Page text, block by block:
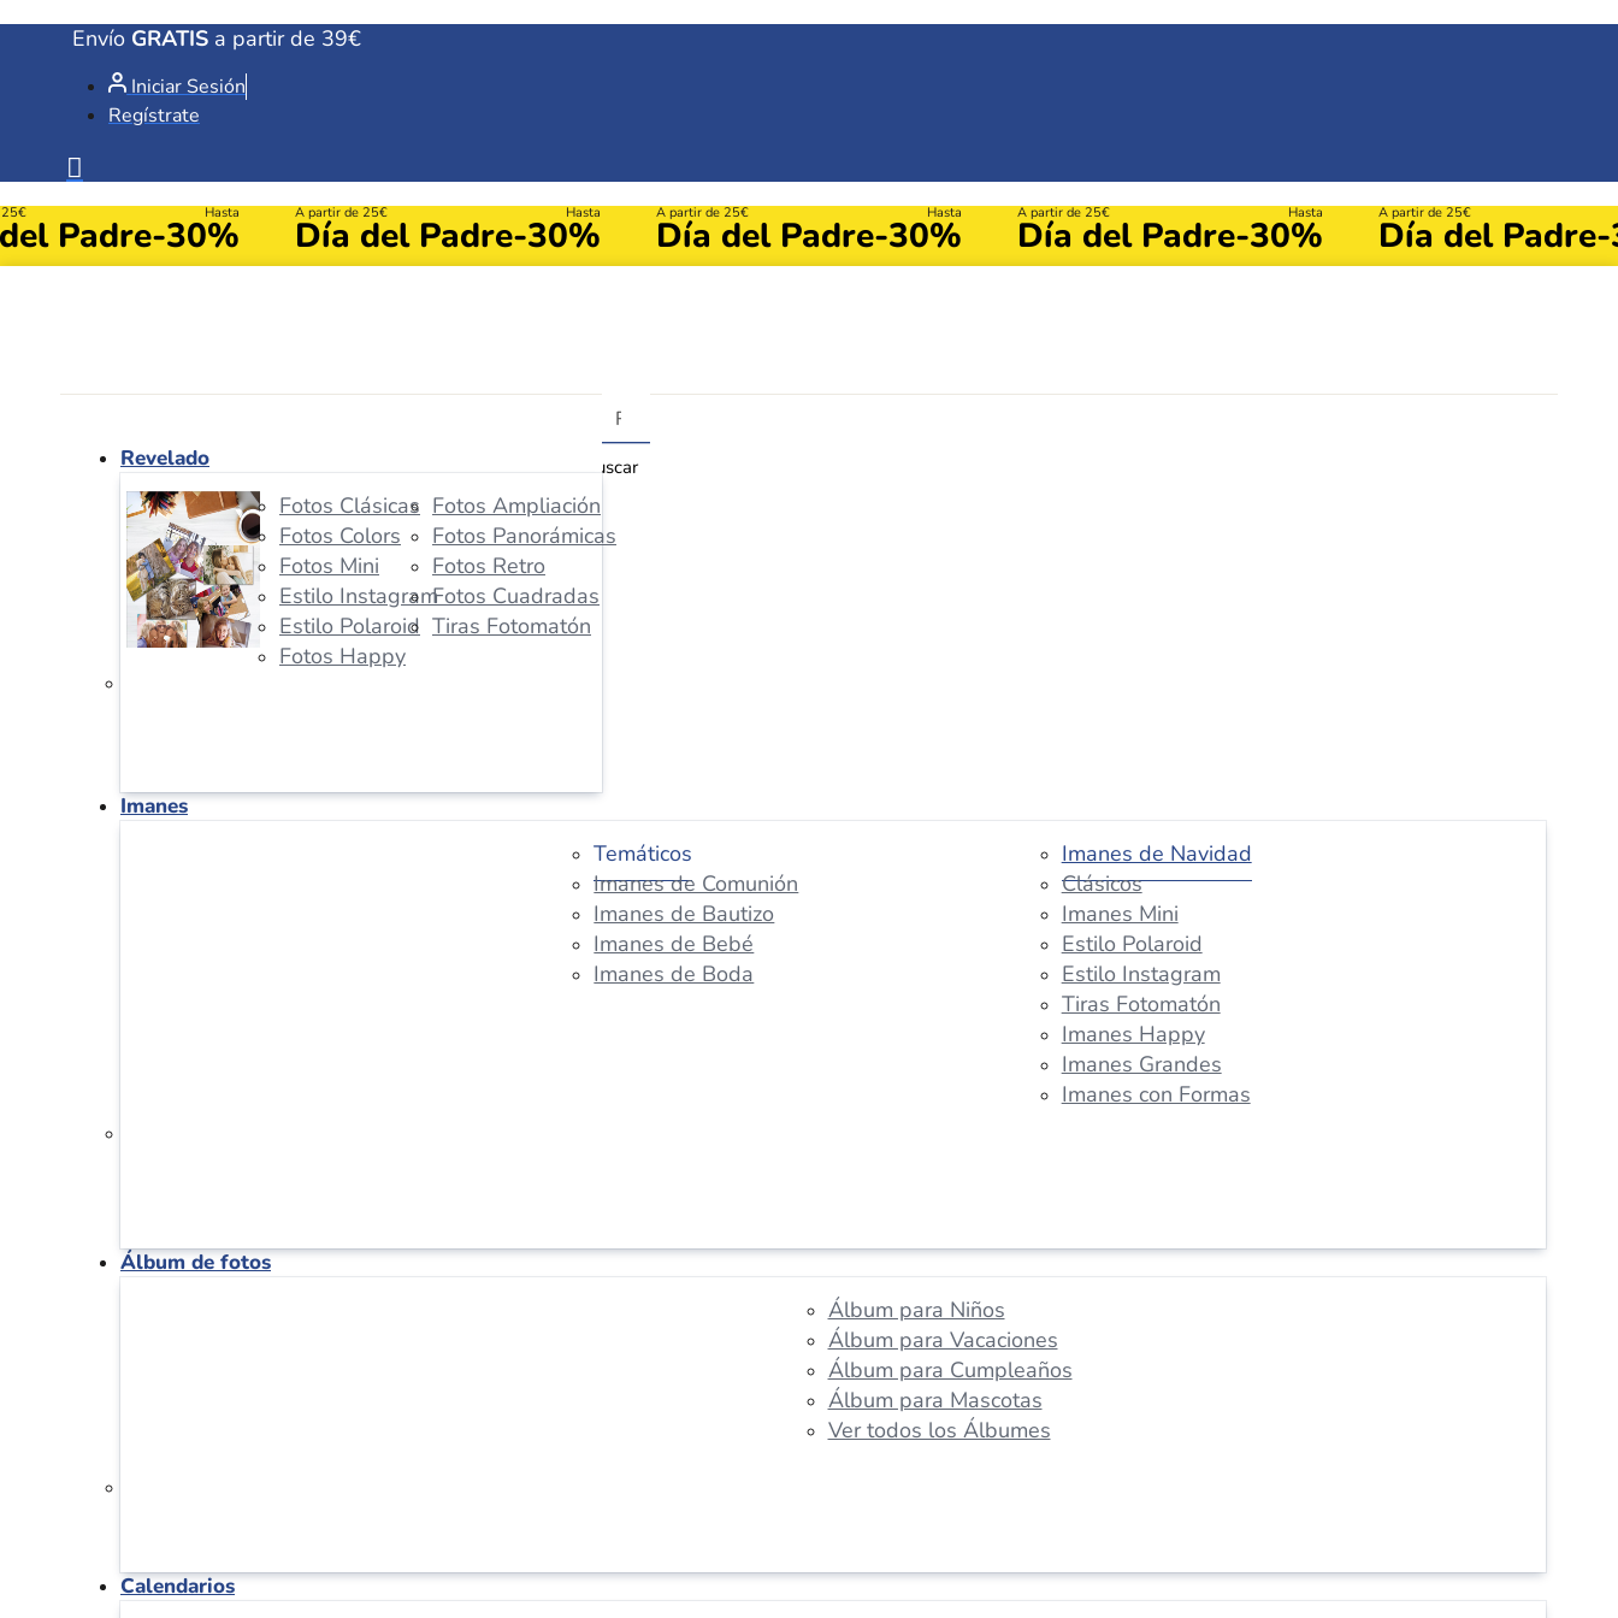
Envío GRATIS a partir de 39€
Iniciar Sesión
Regístrate
Padre
Hasta
-30%
A partir de 25€
Día del Padre
Hasta
-30%
A partir de 25€
Día del Padre
Hasta
-30%
A partir de 25€
Día del Padre
Hasta
-30%
A partir de 25€
Día del Padre
Buscar
Revelado
Fotos Clásicas
Fotos Colors
Fotos Mini
Estilo Instagram
Estilo Polaroid
Fotos Happy
Fotos Ampliación
Fotos Panorámicas
Fotos Retro
Fotos Cuadradas
Tiras Fotomatón
Imanes
Temáticos
Imanes de Comunión
Imanes de Bautizo
Imanes de Bebé
Imanes de Boda
Imanes de Navidad
Clásicos
Imanes Mini
Estilo Polaroid
Estilo Instagram
Tiras Fotomatón
Imanes Happy
Imanes Grandes
Imanes con Formas
Álbum de fotos
Álbum para Niños
Álbum para Vacaciones
Álbum para Cumpleaños
Álbum para Mascotas
Ver todos los Álbumes
Calendarios